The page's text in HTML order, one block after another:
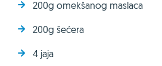
200g omekšanog maslaca
200g šećera
4 jaja